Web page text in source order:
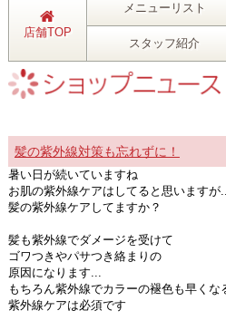
店舗TOP
メニューリスト
スタッフ紹介
髪の紫外線対策も忘れずに！
暑い日が続いていますね
お肌の紫外線ケアはしてると思いますが..
髪の紫外線ケアしてますか？
髪も紫外線でダメージを受けて
ゴワつきやパサつき絡まりの
原因になります...
もちろん紫外線でカラーの褪色も早くな
紫外線ケアは必須です